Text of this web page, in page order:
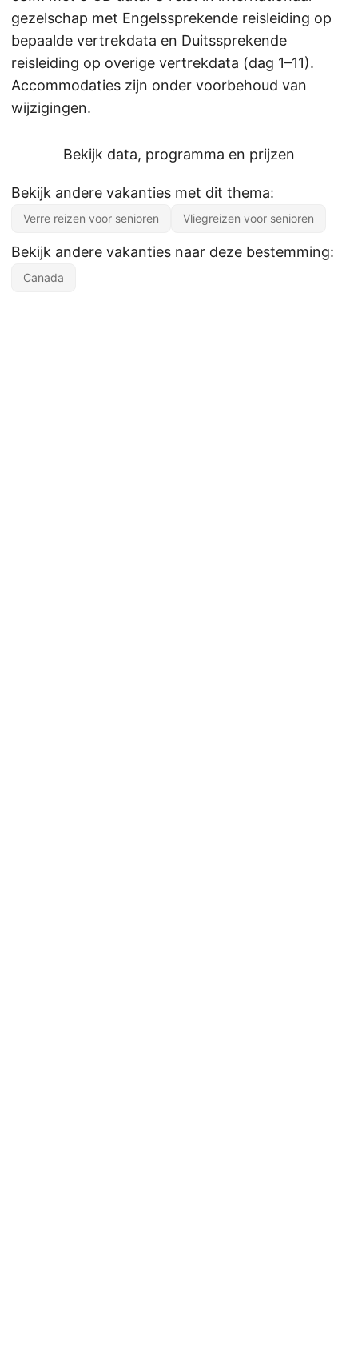
gezelschap met Engelssprekende reisleiding op
bepaalde vertrekdata en Duitssprekende
reisleiding op overige vertrekdata (dag 1–11).
Accommodaties zijn onder voorbehoud van
wijzigingen.
Bekijk data, programma en prijzen
Bekijk andere vakanties met dit thema:
Verre reizen voor senioren Vliegreizen voor senioren
Bekijk andere vakanties naar deze bestemming:
Canada